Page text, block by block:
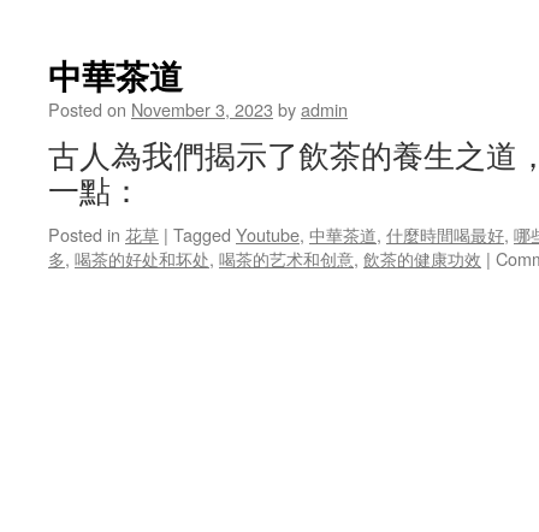
中華茶道
Posted on November 3, 2023 byadmin
古人為我們揭示了飲茶的養生之道
一點：
Posted in 花草 | Tagged Youtube, 中華茶道, 什麼時間喝最好, 哪
多, 喝茶的好处和坏处, 喝茶的艺术和创意, 飲茶的健康功效 |